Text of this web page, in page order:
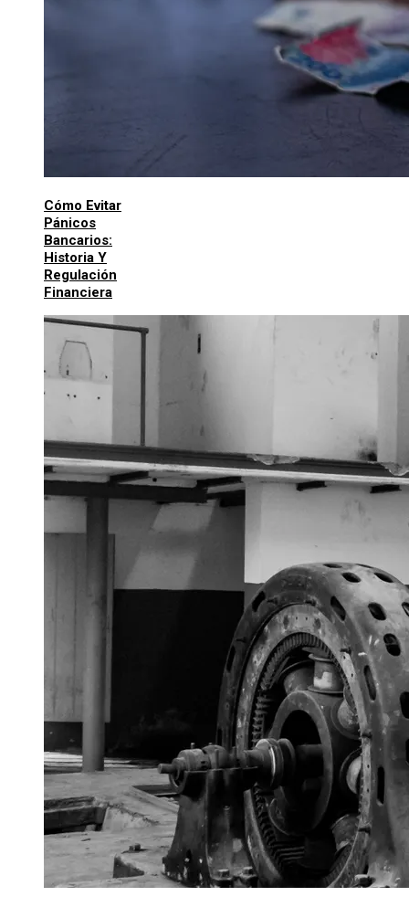
Cómo Evitar
Pánicos
Bancarios:
Historia Y
Regulación
Financiera